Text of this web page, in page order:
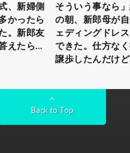
、新婦側
かったら
。新郎友
えたら…
そういう事なら
の朝、新郎母が
ェディングドレ
できた。仕方な
譲歩したんだけ
Back to Top